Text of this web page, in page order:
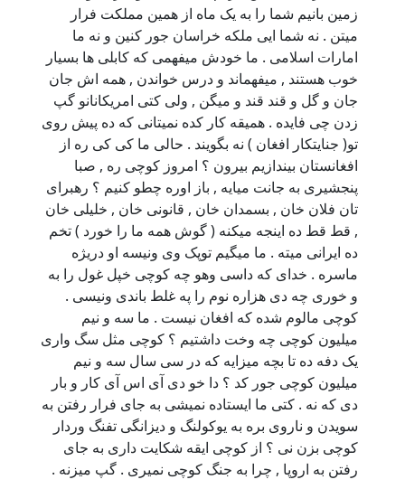
زمین بانیم شما را به یک ماه از همین مملکت فرار
میتن . نه شما ایی ملکه خراسان جور کنین و نه ما
امارات اسلامی . ما خودش میفهمی که کابلی ها بسیار
خوب هستند , میفهماند و درس خواندن , همه اش جان
جان و گل و قند قند و میگن , ولی کتی امریکانانو گپ
زدن چی فایده . همیقه کار کده نمیتانی که ده پیش روی
تو( جنایتکار افغان ) نه بگویند . حالی ما کی کی ره از
افغانستان بیندازیم بیرون ؟ امروز کوچی ره , صبا
پنجشیری به جانت میایه , باز اوره چطو کنیم ؟ رهبرای
تان فلان خان , بسمدان خان , قانونی خان , خلیلی خان
, قط قط ده اینجه میکنه ( گوش همه ما را خورد ) تخم
ده ایرانی میته . ما میگیم توپک وی ونیسه او دریژه
ماسره . خدای که داسی وهو چه کوچی خپل غول را به
و خوری چه دی هزاره نوم را په غلط باندی ونیسی .
کوچی مالوم شده که افغان نیست . ما سه و نیم
میلیون کوچی چه وخت داشتیم ؟ کوچی مثل سگ واری
یک دفه ده تا بچه میزایه که در سی سال سه و نیم
میلیون کوچی جور کد ؟ دا خو دی آی اس آی کار و بار
دی که نه . کتی ما ایستاده نمیشی به جای فرار رفتن به
سویدن و ناروی بره به یوکولنگ و دیزانگی تفنگ وردار
کوچی بزن نی ؟ از کوچی ایقه شکایت داری به جای
رفتن به اروپا , چرا به جنگ کوچی نمیری . گپ میزنه .